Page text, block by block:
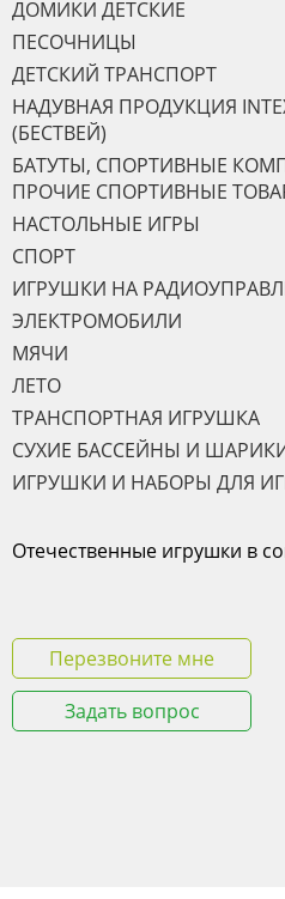
ДОМИКИ ДЕТСКИЕ
ПЕСОЧНИЦЫ
ДЕТСКИЙ ТРАНСПОРТ
НАДУВНАЯ ПРОДУКЦИЯ
(БЕСТВЕЙ)
БАТУТЫ, СПОРТИВНЫЕ
ПРОЧИЕ СПОРТИВНЫЕ
НАСТОЛЬНЫЕ ИГРЫ
СПОРТ
ИГРУШКИ НА
ЭЛЕКТРОМОБИЛИ
МЯЧИ
ЛЕТО
ТРАНСПОРТНАЯ ИГРУШКА
СУХИЕ БАССЕЙНЫ И
ИГРУШКИ И НАБОРЫ ДЛЯ
Отечественные игрушки в
Перезвоните мне
Задать вопрос